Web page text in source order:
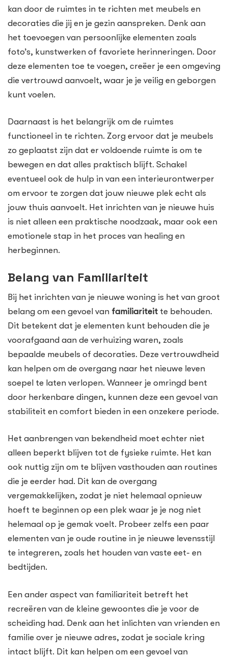
kan door de ruimtes in te richten met meubels en
decoraties die jij en je gezin aanspreken. Denk aan
het toevoegen van persoonlijke elementen zoals
foto’s, kunstwerken of favoriete herinneringen. Door
deze elementen toe te voegen, creëer je een omgeving
die vertrouwd aanvoelt, waar je je veilig en geborgen
kunt voelen.
Daarnaast is het belangrijk om de ruimtes
functioneel in te richten. Zorg ervoor dat je meubels
zo geplaatst zijn dat er voldoende ruimte is om te
bewegen en dat alles praktisch blijft. Schakel
eventueel ook de hulp in van een interieurontwerper
om ervoor te zorgen dat jouw nieuwe plek echt als
jouw thuis aanvoelt. Het inrichten van je nieuwe huis
is niet alleen een praktische noodzaak, maar ook een
emotionele stap in het proces van healing en
herbeginnen.
Belang van Familiariteit
Bij het inrichten van je nieuwe woning is het van groot
belang om een gevoel van familiariteit te behouden.
Dit betekent dat je elementen kunt behouden die je
voorafgaand aan de verhuizing waren, zoals
bepaalde meubels of decoraties. Deze vertrouwdheid
kan helpen om de overgang naar het nieuwe leven
soepel te laten verlopen. Wanneer je omringd bent
door herkenbare dingen, kunnen deze een gevoel van
stabiliteit en comfort bieden in een onzekere periode.
Het aanbrengen van bekendheid moet echter niet
alleen beperkt blijven tot de fysieke ruimte. Het kan
ook nuttig zijn om te blijven vasthouden aan routines
die je eerder had. Dit kan de overgang
vergemakkelijken, zodat je niet helemaal opnieuw
hoeft te beginnen op een plek waar je je nog niet
helemaal op je gemak voelt. Probeer zelfs een paar
elementen van je oude routine in je nieuwe levensstijl
te integreren, zoals het houden van vaste eet- en
bedtijden.
Een ander aspect van familiariteit betreft het
recreëren van de kleine gewoontes die je voor de
scheiding had. Denk aan het inlichten van vrienden en
familie over je nieuwe adres, zodat je sociale kring
intact blijft. Dit kan helpen om een gevoel van